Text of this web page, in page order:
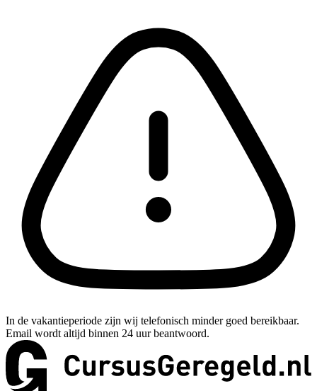
In de vakantieperiode zijn wij telefonisch minder goed bereikbaar.
Email wordt altijd binnen 24 uur beantwoord.